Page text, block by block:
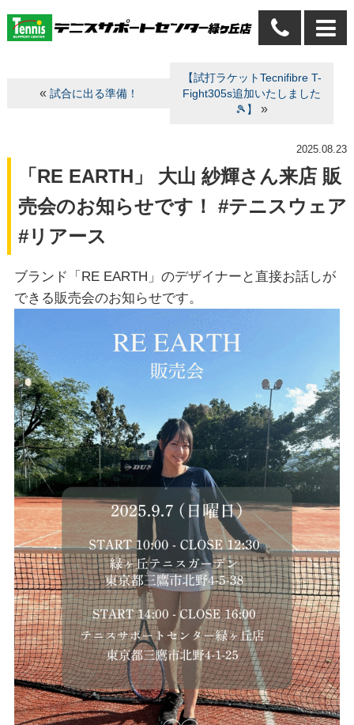
« 試合に出る準備！
【試打ラケットTecnifibre T-
Fight305s追加いたしました
🎾】
»
2025.08.23
「RE EARTH」 大山 紗輝さん来店 販
売会のお知らせです！ #テニスウェア
#リアース
ブランド「RE EARTH」のデザイナーと直接お話しが
できる販売会のお知らせです。